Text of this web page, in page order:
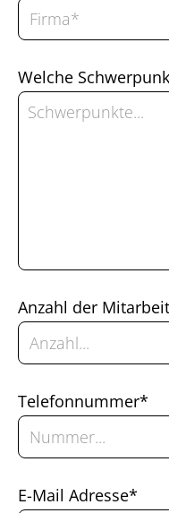
Welche
Anzahl der
Telefonnummer*
E-Mail Adresse*